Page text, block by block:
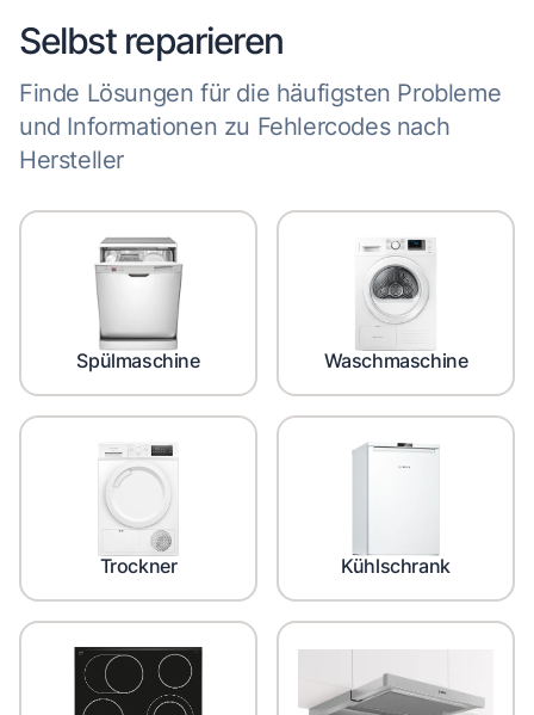
Selbst reparieren
Finde Lösungen für die häufigsten Probleme
und Informationen zu Fehlercodes nach
Hersteller
Spülmaschine Waschmaschine
Trockner Kühlschrank